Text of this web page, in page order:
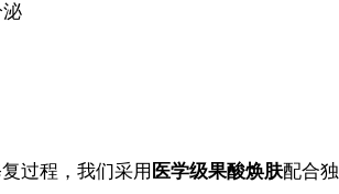
过程，我们采用 医学级果酸焕肤配合